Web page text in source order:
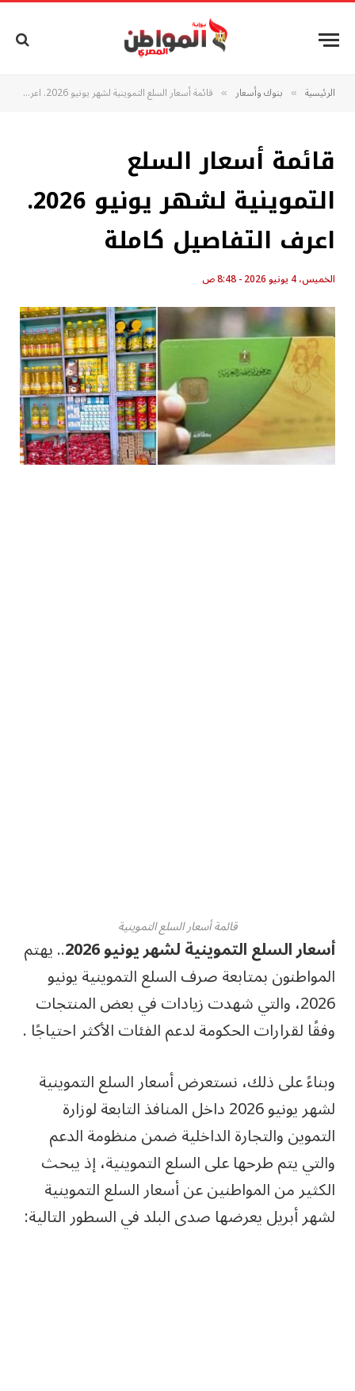
الرئيسية » بنوك وأسعار » قائمة أسعار السلع التموينية لشهر يونيو 2026. اعرف التفاصيل كاملة
قائمة أسعار السلع
التموينية لشهر يونيو 2026.
اعرف التفاصيل كاملة
الخميس، 4 يونيو 2026 - 8:48 ص
قائمة أسعار السلع التموينية
أسعار السلع التموينية لشهر يونيو 2026
.. يهتم
المواطنون بمتابعة صرف السلع التموينية يونيو
2026، والتي شهدت زيادات في بعض المنتجات
وفقًا لقرارات الحكومة لدعم الفئات الأكثر احتياجًا .
وبناءً على ذلك، نستعرض أسعار السلع التموينية
لشهر يونيو 2026 داخل المنافذ التابعة لوزارة
التموين والتجارة الداخلية ضمن منظومة الدعم
والتي يتم طرحها على السلع التموينية، إذ يبحث
الكثير من المواطنين عن أسعار السلع التموينية
لشهر أبريل يعرضها صدى البلد في السطور التالية: